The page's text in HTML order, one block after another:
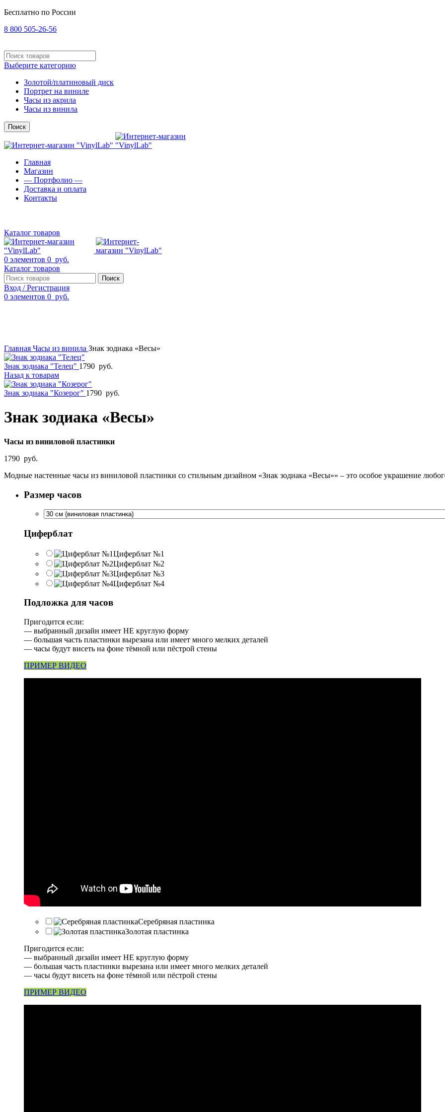
Бесплатно по России
8 800 505-26-56
Выберите категорию
Золотой/платиновый диск
Портрет на виниле
Часы из акрила
Часы из винила
Поиск
Главная
Магазин
— Портфолио —
Доставка и оплата
Контакты
Каталог товаров
0 элементов 0 руб.
Каталог товаров
Поиск
Вход / Регистрация
0 элементов 0 руб.
Главная Часы из винила Знак зодиака «Весы»
Знак зодиака "Телец" 1790 руб.
Назад к товарам
Знак зодиака "Козерог" 1790 руб.
Знак зодиака «Весы»
Часы из виниловой пластинки
1790 руб.
Модные настенные часы из виниловой пластинки со стильным дизайном «Знак зодиака «Весы»» – это особое украшение
Размер часов
Циферблат
Циферблат №1
Циферблат №2
Циферблат №3
Циферблат №4
Подложка для часов
Пригодится если:
— выбранный дизайн имеет НЕ круглую форму
— большая часть пластинки вырезана или имеет много мелких деталей
— часы будут висеть на фоне тёмной или пёстрой стены
ПРИМЕР ВИДЕО
Серебряная пластинка
Золотая пластинка
Пригодится если:
— выбранный дизайн имеет НЕ круглую форму
— большая часть пластинки вырезана или имеет много мелких деталей
— часы будут висеть на фоне тёмной или пёстрой стены
ПРИМЕР ВИДЕО